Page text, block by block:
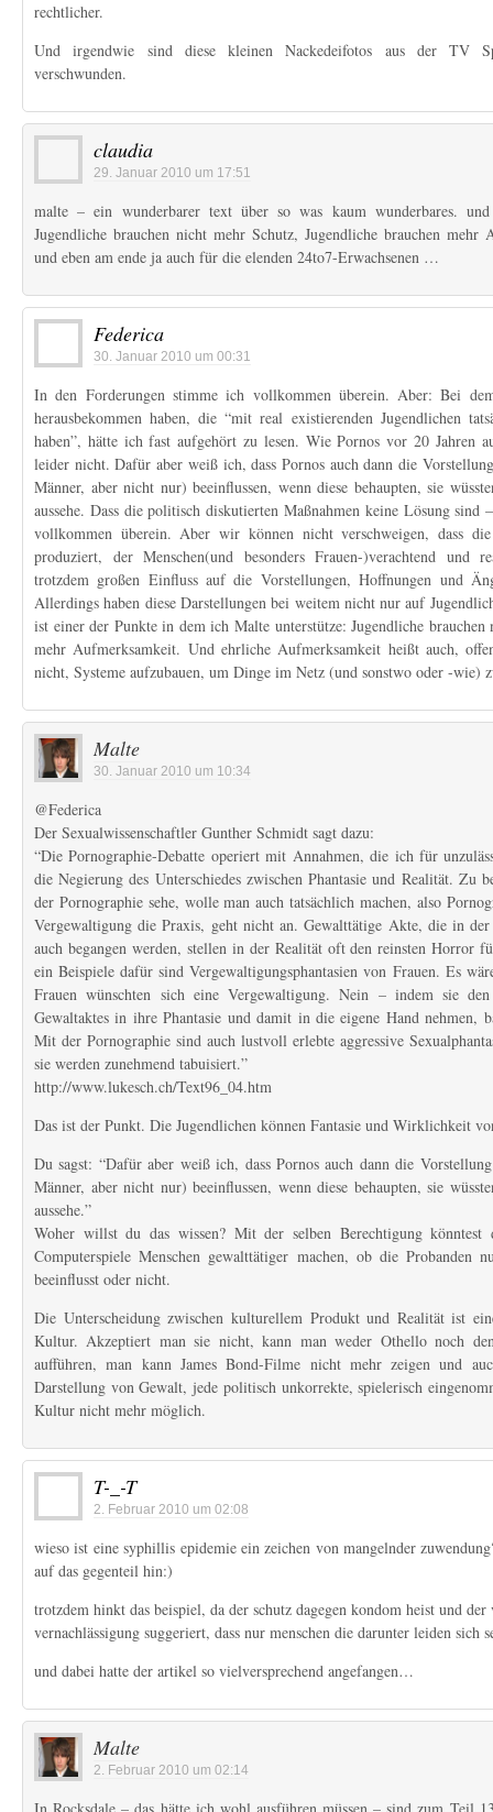
rechtlicher.
Und irgendwie sind diese kleinen Nackedeifotos aus der TV
verschwunden.
claudia
29. Januar 2010 um 17:51
malte – ein wunderbarer text über so was kaum wunderbares.
Jugendliche brauchen nicht mehr Schutz, Jugendliche brauchen mehr
und eben am ende ja auch für die elenden 24to7-Erwachsenen …
Federica
30. Januar 2010 um 00:31
In den Forderungen stimme ich vollkommen überein. Aber: Bei
herausbekommen haben, die “mit real existierenden Jugendlichen
haben”, hätte ich fast aufgehört zu lesen. Wie Pornos vor 20 Jahren
leider nicht. Dafür aber weiß ich, dass Pornos auch dann die
Männer, aber nicht nur) beeinflussen, wenn diese behaupten, sie
aussehe. Dass die politisch diskutierten Maßnahmen keine Lösung
vollkommen überein. Aber wir können nicht verschweigen, dass
produziert, der Menschen(und besonders Frauen-)verachtend und
trotzdem großen Einfluss auf die Vorstellungen, Hoffnungen und
Allerdings haben diese Darstellungen bei weitem nicht nur auf
ist einer der Punkte in dem ich Malte unterstütze: Jugendliche brauchen
mehr Aufmerksamkeit. Und ehrliche Aufmerksamkeit heißt auch,
nicht, Systeme aufzubauen, um Dinge im Netz (und sonstwo oder -wie)
Malte
30. Januar 2010 um 10:34
@Federica
Der Sexualwissenschaftler Gunther Schmidt sagt dazu:
“Die Pornographie-Debatte operiert mit Annahmen, die ich für
die Negierung des Unterschiedes zwischen Phantasie und Realität. Zu
der Pornographie sehe, wolle man auch tatsächlich machen, also
Vergewaltigung die Praxis, geht nicht an. Gewalttätige Akte, die in der
auch begangen werden, stellen in der Realität oft den reinsten Horror
ein Beispiele dafür sind Vergewaltigungsphantasien von Frauen. Es
Frauen wünschten sich eine Vergewaltigung. Nein – indem sie den
Gewaltaktes in ihre Phantasie und damit in die eigene Hand nehmen,
Mit der Pornographie sind auch lustvoll erlebte aggressive
sie werden zunehmend tabuisiert.”
http://www.lukesch.ch/Text96_04.htm
Das ist der Punkt. Die Jugendlichen können Fantasie und Wirklichkeit
Du sagst: “Dafür aber weiß ich, dass Pornos auch dann die
Männer, aber nicht nur) beeinflussen, wenn diese behaupten, sie
aussehe.”
Woher willst du das wissen? Mit der selben Berechtigung könntest
Computerspiele Menschen gewalttätiger machen, ob die Probanden
beeinflusst oder nicht.
Die Unterscheidung zwischen kulturellem Produkt und Realität ist
Kultur. Akzeptiert man sie nicht, kann man weder Othello noch
aufführen, man kann James Bond-Filme nicht mehr zeigen und
Darstellung von Gewalt, jede politisch unkorrekte, spielerisch
Kultur nicht mehr möglich.
T-_-T
2. Februar 2010 um 02:08
wieso ist eine syphillis epidemie ein zeichen von mangelnder
auf das gegenteil hin:)
trotzdem hinkt das beispiel, da der schutz dagegen kondom heist und
vernachlässigung suggeriert, dass nur menschen die darunter leiden sich
und dabei hatte der artikel so vielversprechend angefangen…
Malte
2. Februar 2010 um 02:14